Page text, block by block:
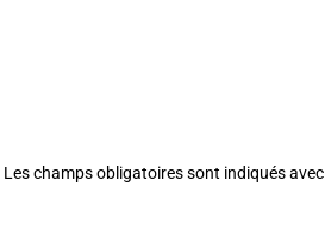
Les champs obligatoires sont indiqués avec